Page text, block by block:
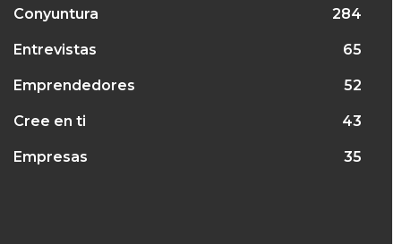
Conyuntura 284
Entrevistas 65
Emprendedores 52
Cree en ti 43
Empresas 35